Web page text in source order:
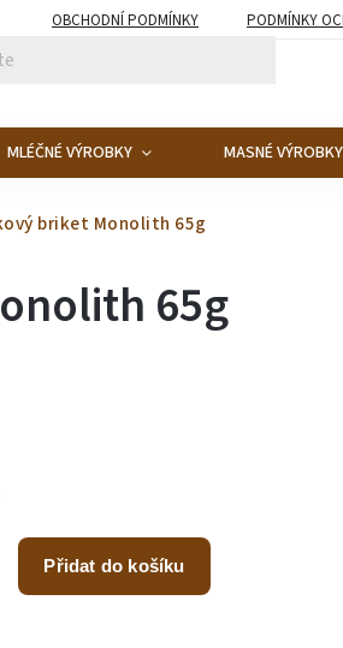
OBCHODNÍ PODMÍNKY PODMÍNKY
MLÉČNÉ VÝROBKY MASNÉ
briket Monolith 65g
65g
Přidat do košíku